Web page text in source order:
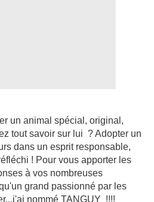
un animal spécial, original,
tout savoir sur lui ? Adopter un
dans un esprit responsable,
! Pour vous apporter les
à vos nombreuses
grand passionné par les
nommé TANGUY !!!!